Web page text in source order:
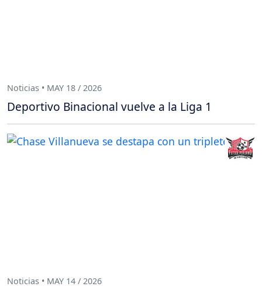
Noticias • MAY 18 / 2026
Deportivo Binacional vuelve a la Liga 1
Noticias • MAY 14 / 2026